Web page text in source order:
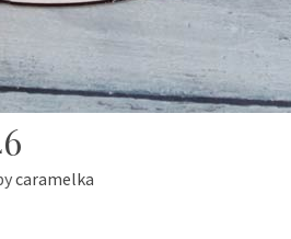
caramelka